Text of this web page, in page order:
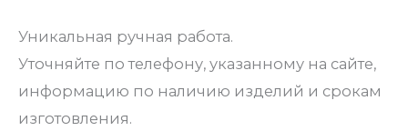
Уникальная ручная работа.
Уточняйте по телефону, указанному на сайте,
информацию по наличию изделий и срокам
изготовления.